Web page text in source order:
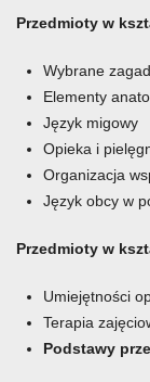
Przedmioty w
Wybrane
Elementy
Język migowy
Opieka i
Organizacja
Język obcy w
Przedmioty w
Umiejętności
Terapia
Podstawy